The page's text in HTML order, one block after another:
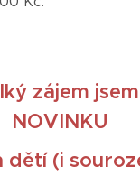
zájem
NOVINKU
(i